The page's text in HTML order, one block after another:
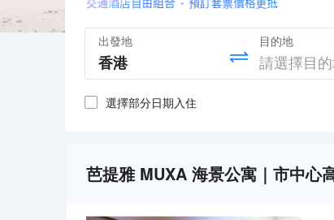
出發地 目的地
選擇部分日期入住
芭提雅 MUXA 海景公寓｜市中